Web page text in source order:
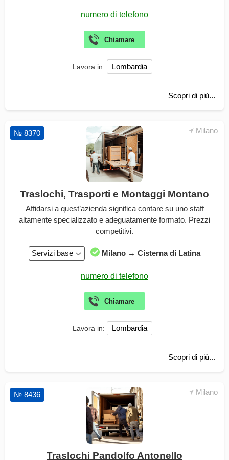
Lavora in: Lombardia
Scopri di più...
Milano
№ 8370
Traslochi, Trasporti e Montaggi Montano
Affidarsi a quest’azienda significa contare su uno staff
altamente specializzato e adeguatamente formato. Prezzi
competitivi.
Servizi base Milano → Cisterna di Latina
Lavora in: Lombardia
Scopri di più...
Milano
№ 8436
Traslochi Pandolfo Antonello